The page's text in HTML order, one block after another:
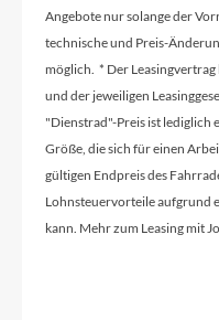
SR
Angebote nur solange der
technische und Preis-
möglich. * Der
und der jeweiligen
"Dienstrad"-Preis ist lediglich
Größe, die sich für einen
gültigen Endpreis des
Lohnsteuervorteile aufgrund
kann. Mehr zum Leasing mit